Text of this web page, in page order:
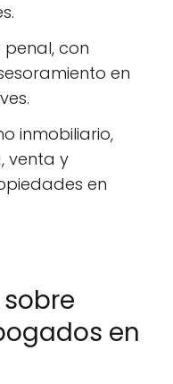
penal, con
en
inmobiliario,
venta y
en
en